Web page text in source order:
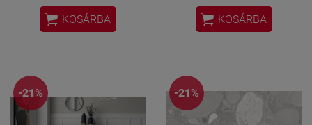
Burkolat megnevezés: greslap,
padlóburkolat, járólap,
univerzális padló és falburkolat is
padlóburkolat, medence köré,
teraszra és erkélyre, lépcsőre,
feljáróra
 KOSÁRBA
Felülete: matt mázas fényes
polirozott gresporcelán
Lézer-vágott azaz rektifikált
négyzetméter (60x120 méret)
 KOSÁRBA
-21% -21%